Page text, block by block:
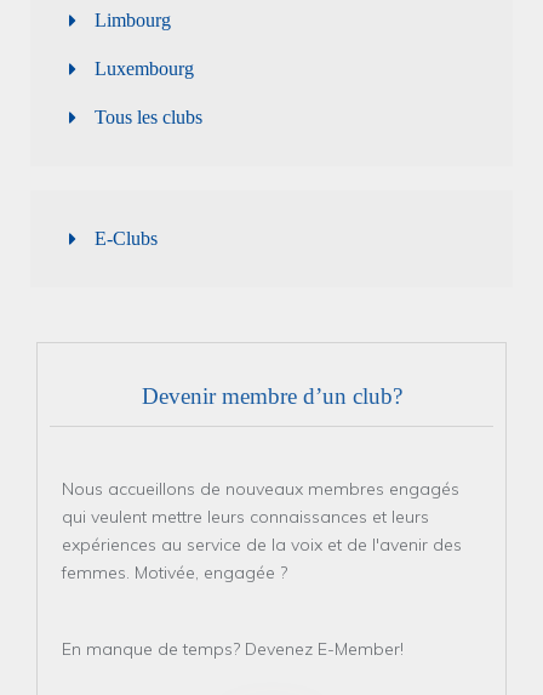
Limbourg
Luxembourg
Tous les clubs
E-Clubs
Devenir membre d’un club?
Nous accueillons de nouveaux membres engagés
qui veulent mettre leurs connaissances et leurs
expériences au service de la voix et de l'avenir des
femmes. Motivée, engagée ?
En manque de temps? Devenez E-Member!